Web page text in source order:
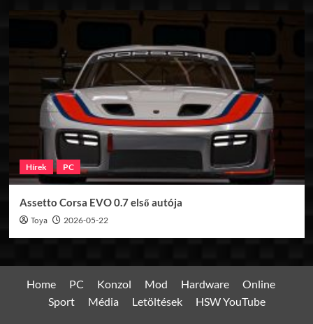
Hírek PC
Assetto Corsa EVO 0.7 első autója
Toya 2026-05-22
Home PC Konzol Mod Hardware
Online
Sport
Média Letöltések HSW YouTube